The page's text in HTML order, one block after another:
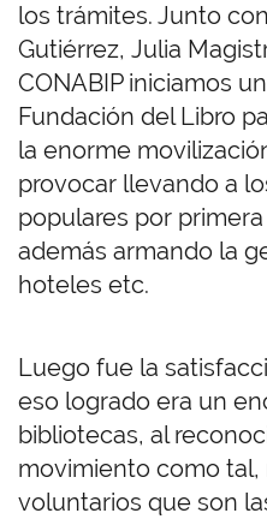
los trámites. Junto
Gutiérrez, Julia
CONABIP iniciamos
Fundación del Libro
la enorme
provocar llevando a
populares por
además armando la
hoteles etc.
Luego fue la
eso logrado era un
bibliotecas, al
movimiento como
voluntarios que son